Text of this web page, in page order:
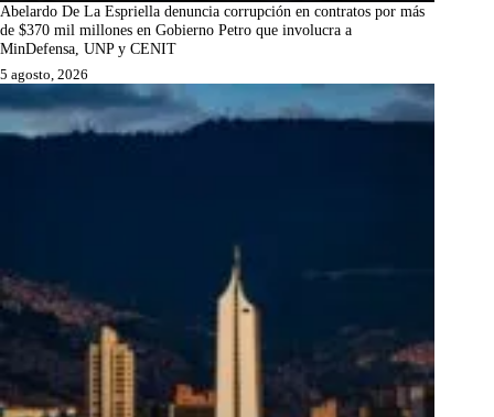
Abelardo De La Espriella denuncia corrupción en contratos por más
de $370 mil millones en Gobierno Petro que involucra a
MinDefensa, UNP y CENIT
5 agosto, 2026